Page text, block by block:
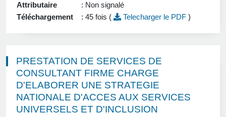
Attributaire
: Non signalé
Téléchargement
: 45 fois ( Telecharger le PDF )
PRESTATION DE SERVICES DE
CONSULTANT FIRME CHARGE
D'ELABORER UNE STRATEGIE
NATIONALE D'ACCES AUX SERVICES
UNIVERSELS ET D'INCLUSION